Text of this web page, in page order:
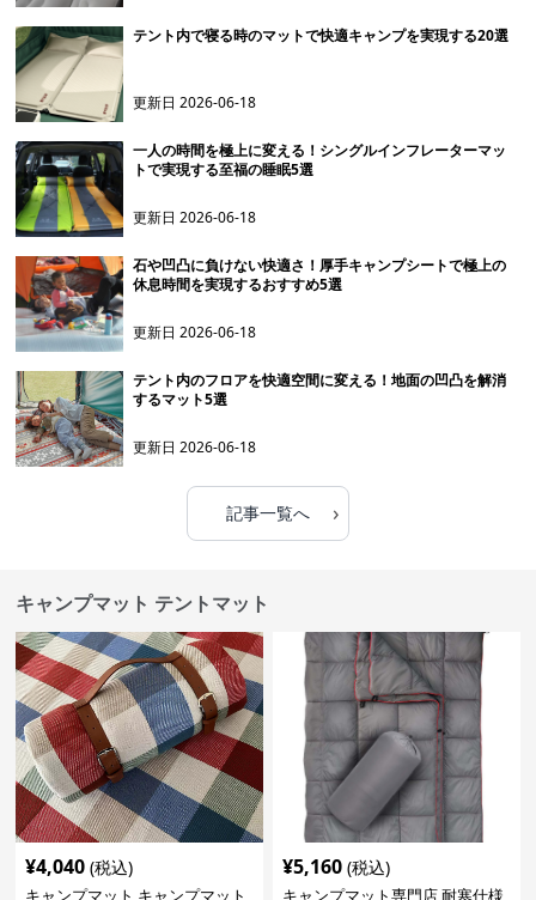
テント内で寝る時のマットで快適キャンプを実現する20選
更新日2026-06-18
一人の時間を極上に変える！シングルインフレーターマッ
トで実現する至福の睡眠5選
更新日2026-06-18
石や凹凸に負けない快適さ！厚手キャンプシートで極上の
休息時間を実現するおすすめ5選
更新日2026-06-18
テント内のフロアを快適空間に変える！地面の凹凸を解消
するマット5選
更新日2026-06-18
記事一覧へ ›
キャンプマット テントマット
¥4,040 (税込)
キャンプマット キャンプマット
¥5,160 (税込)
キャンプマット専門店 耐寒仕様